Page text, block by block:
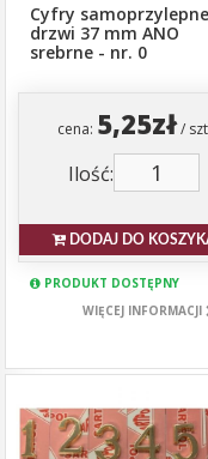
Cyfry
drzwi 37 mm ANO
srebrne - nr. 0
cena: 5,25zł/
Ilość:
DODAJ DO
PRODUKT DOSTĘPNY
WIĘCEJ INFORMACJI